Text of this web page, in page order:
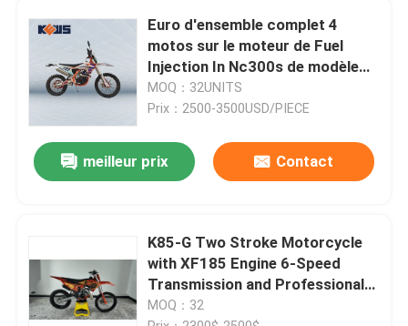
Maison
Au sujet de nous
Euro d'ensemble complet 4
motos sur le moteur de Fuel
Injection In Nc300s de modèle
des motos K20 de Kews de route
MOQ：32UNITS
Prix：2500-3500USD/PIECE
meilleur prix Contact
K85-G Two Stroke Motorcycle
with XF185 Engine 6-Speed
Transmission and Professional
Suspension for Off-Road
MOQ：32